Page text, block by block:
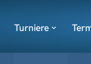
Turniere